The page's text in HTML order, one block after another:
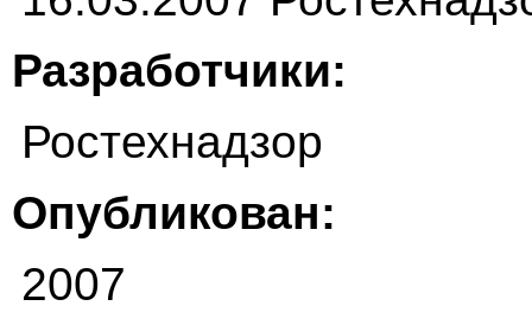
Разработчики:
Ростехнадзор
Опубликован:
2007